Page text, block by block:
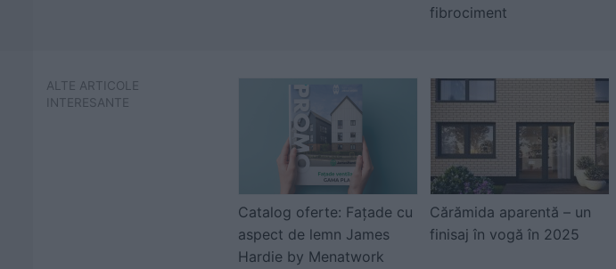
fibrociment
ALTE ARTICOLE
INTERESANTE
Catalog oferte: Fațade cu
aspect de lemn James
Hardie by Menatwork
Cărămida aparentă – un
finisaj în vogă în 2025